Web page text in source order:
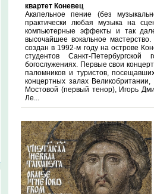
квартет Коневец
Акапельное пение (без
практически любая музыка на
компьютерные эффекты и так
высочайшее вокальное
создан в 1992-м году на острове
студентов Санкт-
богослужениях. Первые свои
паломников и туристов,
концертных залах
Мостовой (первый тенор), Игорь
Ле...